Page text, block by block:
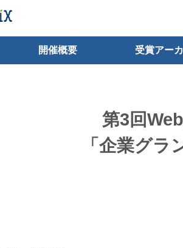
開催概要 受賞アー
第3回
「企業グラ